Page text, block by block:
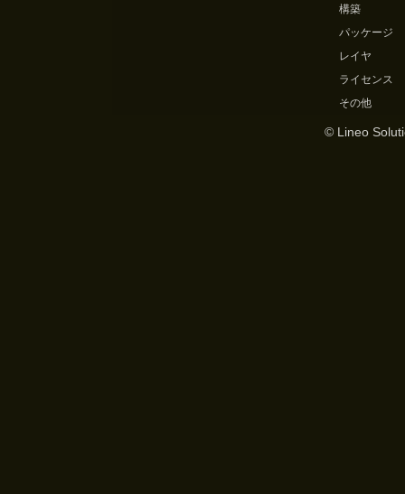
構築
パッケージ
レイヤ
ライセンス
その他
© Lineo